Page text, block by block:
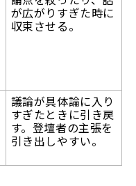
が広がりすぎた時に
収束させる。
議論が具体論に入り
すぎたときに引き戻
す。登壇者の主張を
引き出しやすい。